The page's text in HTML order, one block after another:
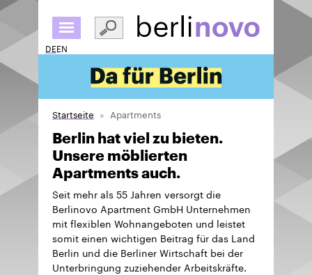
zum
Inhalt
DEEN
Startseite Apartments
Berlin hat viel zu bieten.
Unsere möblierten
Apartments auch.
Seit mehr als 55 Jahren versorgt die
Berlinovo Apartment GmbH Unternehmen
mit flexiblen Wohnangeboten und leistet
somit einen wichtigen Beitrag für das Land
Berlin und die Berliner Wirtschaft bei der
Unterbringung zuziehender Arbeitskräfte.